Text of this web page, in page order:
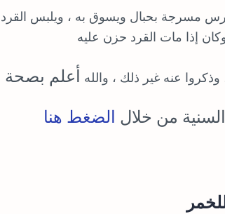
مسرجة بحبال ويسوق به ، ويلبس القرد
إذا مات القرد حزن عليه
عنه غير ذلك ، والله أعلم بصحة
من خلال الضغط هنا